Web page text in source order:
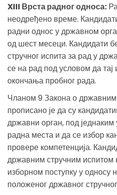
XIII Врста радног односа:
неодређено време.
радни однос у државном
од шест месеци. Кандидати
стручног испита за рад у
се на рад под условом да
окончања пробног рада.
Чланом 9 Закона о
прописано је да су
државни орган, под
радна места и да се избор
провере компетенција.
државним стручним испитом
изборном поступку у односу
положеног државног